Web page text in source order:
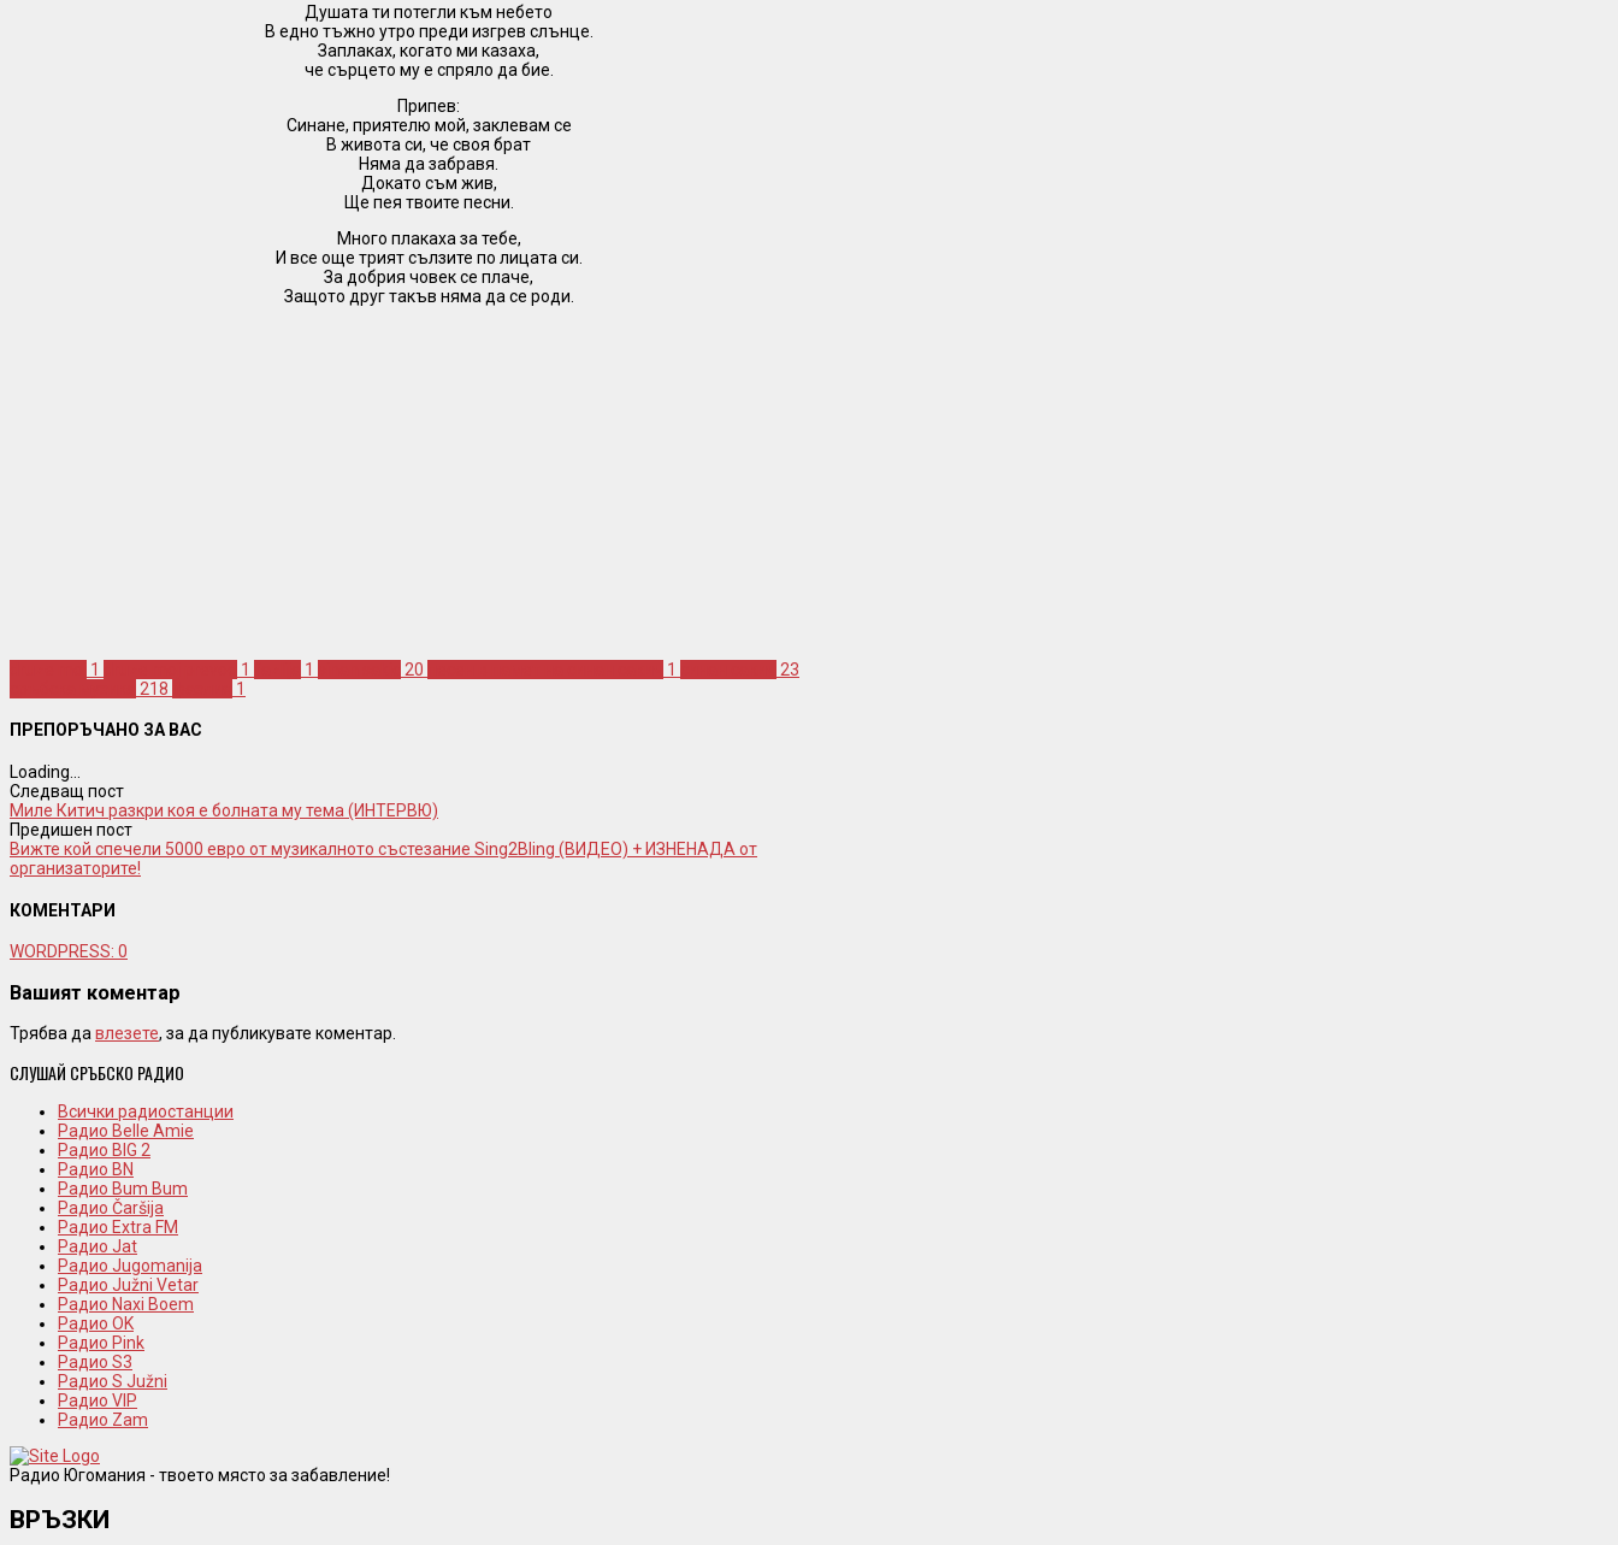
Душата ти потегли към небето
В едно тъжно утро преди изгрев слънце.
Заплаках, когато ми казаха,
че сърцето му е спряло да бие.
Припев:
Синане, приятелю мой, заклевам се
В живота си, че своя брат
Няма да забравя.
Докато съм жив,
Ще пея твоите песни.
Много плакаха за тебе,
И все още трият сълзите по лицата си.
За добрия човек се плаче,
Защото друг такъв няма да се роди.
1 1 1 20 1
23
218 1
ПРЕПОРЪЧАНО ЗА ВАС
Loading...
Следващ пост
Миле Китич разкри коя е болната му тема (ИНТЕРВЮ)
Предишен пост
Вижте кой спечели 5000 евро от музикалното състезание Sing2Bling (ВИДЕО) + ИЗНЕНАДА от
организаторите!
КОМЕНТАРИ
WORDPRESS: 0
Вашият коментар
Трябва да влезете, за да публикувате коментар.
СЛУШАЙ СРЪБСКО РАДИО
Всички радиостанции
Радио Belle Amie
Радио BIG 2
Радио BN
Радио Bum Bum
Радио Čaršija
Радио Extra FM
Радио Jat
Радио Jugomanija
Радио Južni Vetar
Радио Naxi Boem
Радио OK
Радио Pink
Радио S3
Радио S Južni
Радио VIP
Радио Zam
Радио Югомания - твоето място за забавление!
ВРЪЗКИ